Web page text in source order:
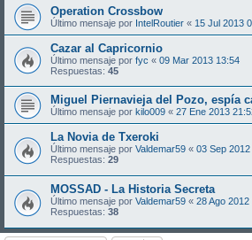
Operation Crossbow
Último mensaje por IntelRoutier « 15 Jul 2013
Cazar al Capricornio
Último mensaje por fyc « 09 Mar 2013 13:54
Respuestas: 45
Miguel Piernavieja del Pozo, espía
Último mensaje por kilo009 « 27 Ene 2013
La Novia de Txeroki
Último mensaje por Valdemar59 « 03 Sep
Respuestas: 29
MOSSAD - La Historia Secreta
Último mensaje por Valdemar59 « 28 Ago 2012
Respuestas: 38